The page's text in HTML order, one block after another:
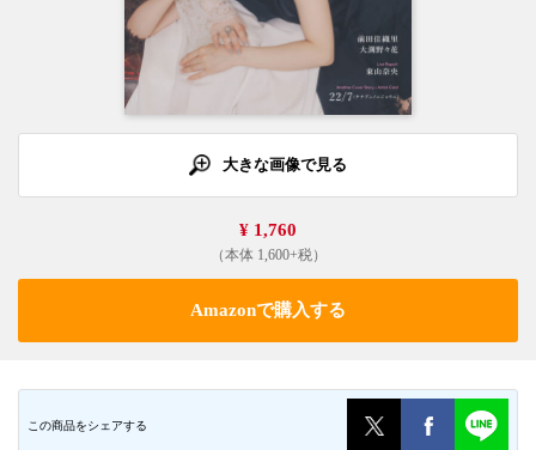
大きな画像で見る
¥ 1,760
（本体 1,600+税）
Amazonで購入する
この商品をシェアする